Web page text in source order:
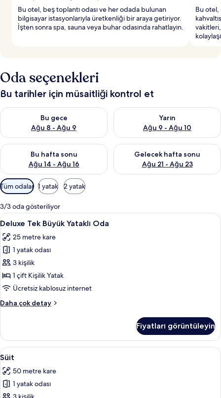
Bu otel, beş toplantı odası ve her odada bulunan
bilgisayar istasyonlarıyla üretkenliği bir araya getiriyor.
İşten sonra spa, sauna veya buhar odasında rahatlayın.
Bu otel,
Oda seçenekleri
Bu tarihler için müsaitliği kontrol et
Bu gece
Ağu 8 - Ağu 9
Bu gece için müsaitliği kontrol et Ağu 8 - Ağu 9
Yarın
Ağu 9 - Ağu 10
Yarın için müsaitliği kontrol
Bu hafta sonu
Ağu 14 - Ağu 16
Bu hafta sonu için müsaitliği kontrol et Ağu 14 - Ağu 16
Gelecek hafta sonu
Ağu 21 - Ağu 23
Önümüzdeki hafta sonu için
Odalar
için
mevcut
filtreler
Tüm odalar 1 yatak 2 yatak
3/3 oda gösteriliyor
Deluxe
Tek
Büyük
Yataklı
Oda
için
tüm
görün
Kaliteli yatak takımı, minibar, odada
5
Deluxe Tek Büyük Yataklı Oda
25 metre kare
1 yatak odası
3 kişilik
1 çift Kişilik Yatak
Ücretsiz kablosuz internet
Daha çok detay
Deluxe
Oda
hakkında
daha
detay
Fiyatları görüntüleyin
Süit
için
tüm
fotoğrafları
Kaliteli yatak takımı, minibar, odada
10
Süit
50 metre kare
1 yatak odası